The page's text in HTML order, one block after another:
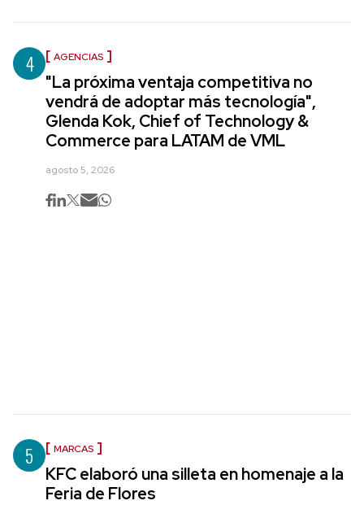
4 AGENCIAS
"La próxima ventaja competitiva no
vendrá de adoptar más tecnología",
Glenda Kok, Chief of Technology &
Commerce para LATAM de VML
agosto 5, 2026
5 MARCAS
KFC elaboró una silleta en homenaje a la
Feria de Flores